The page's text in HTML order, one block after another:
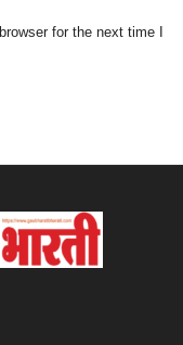
for the next time I